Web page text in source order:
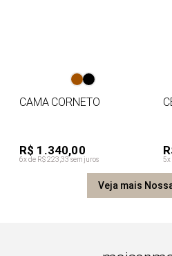
CAMA CORNETO
R$ 1.340,00
6x de R$ 223,33 sem juros 5x
Veja mais